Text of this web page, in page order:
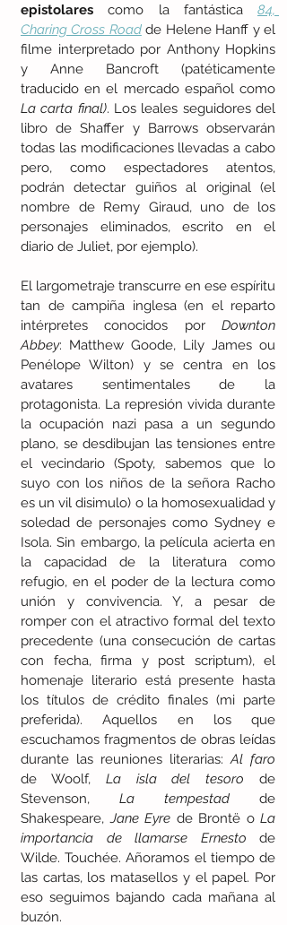
epistolares como la fantástica 84,
Charing Cross Road de Helene Hanff y el
filme interpretado por Anthony Hopkins
y Anne Bancroft (patéticamente
La carta final). Los leales seguidores del
libro de Shaffer y Barrows observarán
todas las modificaciones llevadas a cabo
pero, como espectadores atentos,
podrán detectar guiños al original (el
nombre de Remy Giraud, uno de los
personajes eliminados, escrito en el
diario de Juliet, por ejemplo).
El largometraje transcurre en ese espíritu
tan de campiña inglesa (en el reparto
intérpretes conocidos por Downton
Abbey: Matthew Goode, Lily James ou
Penélope Wilton) y se centra en los
avatares sentimentales de la
protagonista. La represión vivida durante
la ocupación nazi pasa a un segundo
plano, se desdibujan las tensiones entre
el vecindario (Spoty, sabemos que lo
suyo con los niños de la señora Racho
es un vil disimulo) o la homosexualidad y
soledad de personajes como Sydney e
Isola. Sin embargo, la película acierta en
la capacidad de la literatura como
refugio, en el poder de la lectura como
unión y convivencia. Y, a pesar de
romper con el atractivo formal del texto
precedente (una consecución de cartas
con fecha, firma y post scriptum), el
homenaje literario está presente hasta
los títulos de crédito finales (mi parte
preferida). Aquellos en los que
escuchamos fragmentos de obras leídas
durante las reuniones literarias: Al faro
de Woolf, La isla del tesoro de
Stevenson, La tempestad de
Shakespeare, Jane Eyre de Brontë o La
importancia de llamarse Ernesto de
Wilde. Touchée. Añoramos el tiempo de
las cartas, los matasellos y el papel. Por
eso seguimos bajando cada mañana al
buzón.